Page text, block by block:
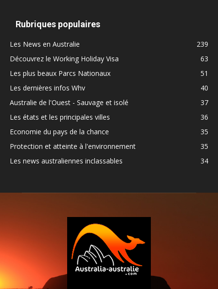
Rubriques populaires
Les News en Australie
239
Découvrez le Working Holiday Visa
63
Les plus beaux Parcs Nationaux
51
Les dernières infos Whv
40
Australie de l'Ouest - Sauvage et isolé
37
Les états et les principales villes
36
Economie du pays de la chance
35
Protection et atteinte à l'environnement
35
Les news australiennes inclassables
34